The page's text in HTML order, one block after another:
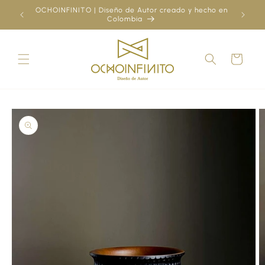
Skip to
content
OCHOINFINITO | Diseño de Autor creado y hecho en
Colombia
Cart
Skip to
product
information